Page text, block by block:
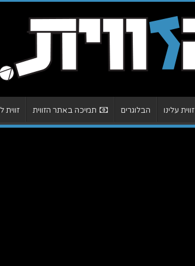
זווית עלינו הבלוגרים תמיכה באתר הזווית